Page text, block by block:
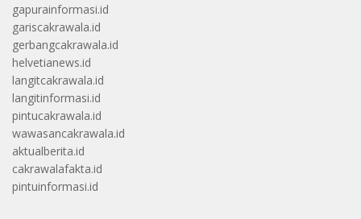
gapurainformasi.id
gariscakrawala.id
gerbangcakrawala.id
helvetianews.id
langitcakrawala.id
langitinformasi.id
pintucakrawala.id
wawasancakrawala.id
aktualberita.id
cakrawalafakta.id
pintuinformasi.id